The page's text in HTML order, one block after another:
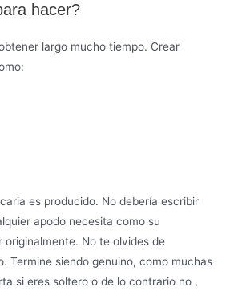
hacer?
largo mucho tiempo. Crear
es producido. No debería escribir
apodo necesita como su
originalmente. No te olvides de
Termine siendo genuino, como muchas
si eres soltero o de lo contrario no ,